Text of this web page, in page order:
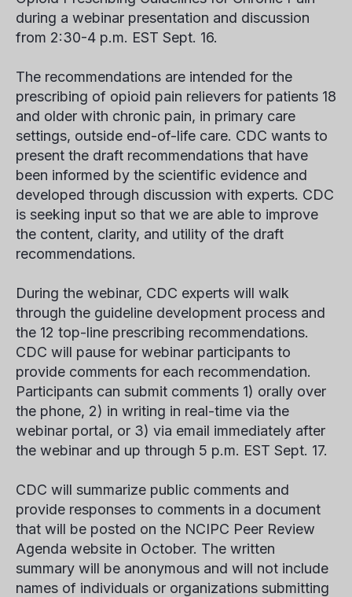
during a webinar presentation and discussion
from 2:30-4 p.m. EST Sept. 16.
The recommendations are intended for the
prescribing of opioid pain relievers for patients 18
and older with chronic pain, in primary care
settings, outside end-of-life care. CDC wants to
present the draft recommendations that have
been informed by the scientific evidence and
developed through discussion with experts. CDC
is seeking input so that we are able to improve
the content, clarity, and utility of the draft
recommendations.
During the webinar, CDC experts will walk
through the guideline development process and
the 12 top-line prescribing recommendations.
CDC will pause for webinar participants to
provide comments for each recommendation.
Participants can submit comments 1) orally over
the phone, 2) in writing in real-time via the
webinar portal, or 3) via email immediately after
the webinar and up through 5 p.m. EST Sept. 17.
CDC will summarize public comments and
provide responses to comments in a document
that will be posted on the NCIPC Peer Review
Agenda website in October. The written
summary will be anonymous and will not include
names of individuals or organizations submitting